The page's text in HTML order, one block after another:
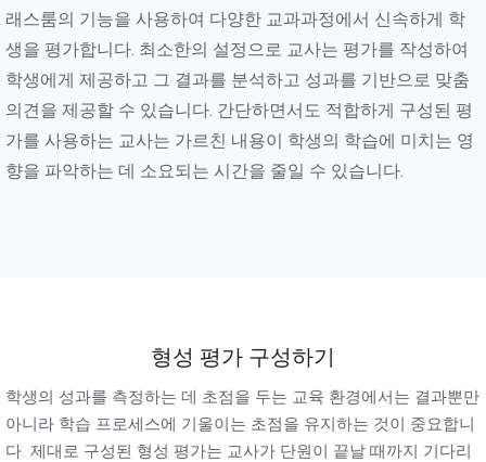
래스룸의 기능을 사용하여 다양한 교과과정에서 신속하게 학
생을 평가합니다. 최소한의 설정으로 교사는 평가를 작성하여
학생에게 제공하고 그 결과를 분석하고 성과를 기반으로 맞춤
의견을 제공할 수 있습니다. 간단하면서도 적합하게 구성된 평
가를 사용하는 교사는 가르친 내용이 학생의 학습에 미치는 영
향을 파악하는 데 소요되는 시간을 줄일 수 있습니다.
형성 평가 구성하기
학생의 성과를 측정하는 데 초점을 두는 교육 환경에서는 결과뿐만
아니라 학습 프로세스에 기울이는 초점을 유지하는 것이 중요합니
다. 제대로 구성된 형성 평가는 교사가 단원이 끝날 때까지 기다리